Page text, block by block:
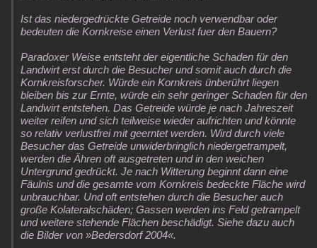
Ist das niedergedrückte Getreide noch verwendbar oder
bedeuten die Kornkreise einen Verlust fuer den Bauern?
Paradoxer Weise entsteht der eigentliche Schaden für den
Landwirt erst durch die Besucher und somit auch durch die
Kornkreisforscher. Würde ein Kornkreis ünberührt liegen
bleiben bis zur Ernte, würde ein sehr geringer Schaden für den
Landwirt entstehen. Das Getreide würde je nach Jahreszeit
weiter reifen und sich teilweise wieder aufrichten und könnte
so relativ verlustfrei mit geerntet werden. Wird durch viele
Besucher das Getreide unwiderbringlich niedergetrampelt,
werden die Ähren oft ausgetreten und in den weichen
Untergrund gedrückt. Je nach Witterung beginnt dann eine
Fäulnis und die gesamte vom Kornkreis bedeckte Fläche wird
unbrauchbar. Und oft entstehen durch die Besucher auch
große Kolateralschäden; Gassen werden ins Feld getrampelt
und weitere stehende Flächen beschädigt. Siehe dazu auch
die Bilder von »Bedersdorf 2004«.